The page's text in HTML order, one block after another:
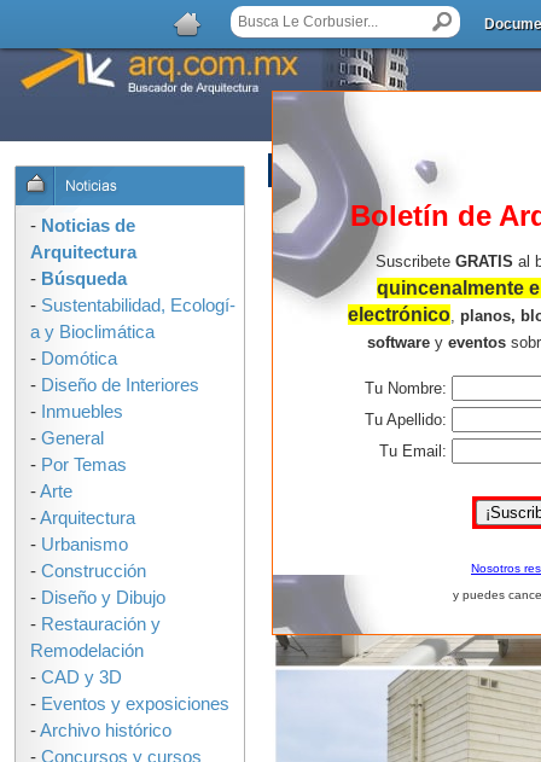
AGREGAR COMENTARIO
Boletín de
Suscribete GRATIS al
quincenalmente
electrónico, planos,
softwarey eventos
Tu Nombre:
Tu Apellido:
Tu Email:
Nosotros
y puedes
- Noticias de
Arquitectura
- Búsqueda
- Sustentabilidad, Ecologí­
a y Bioclimática
- Domótica
- Diseño de Interiores
- Inmuebles
- General
- Por Temas
-Arte
-Arquitectura
- Urbanismo
- Construcción
- Diseño y Dibujo
- Restauración y
Remodelación
- CAD y 3D
- Eventos y exposiciones
-Archivo histórico
- Concursos y cursos